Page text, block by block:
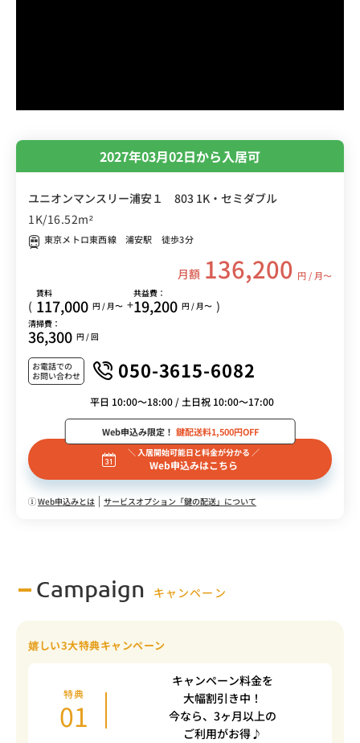
2027年03月02日から入居可
ユニオンマンスリー浦安１ 803 1K・セミダブル
1K/16.52m²
東京メトロ東西線 浦安駅 徒歩3分
月額 136,200 円 / 月〜
(
賃料
117,000 円 / 月〜 +
共益費：
19,200 円 / 月〜 )
清掃費：
36,300 円 / 回
お電話での
お問い合わせ
050-3615-6082
平日 10:00～18:00 / 土日祝 10:00～17:00
＼ 入居開始可能日と料金が分かる ／
Web申込みはこちら
Web申込み限定！ 鍵配送料1,500円OFF
Web申込みとは サービスオプション「鍵の配送」について
Campaign キャンペーン
嬉しい3大特典キャンペーン
特典
01
キャンペーン料金を
大幅割引き中！
今なら、3ヶ月以上の
ご利用がお得♪